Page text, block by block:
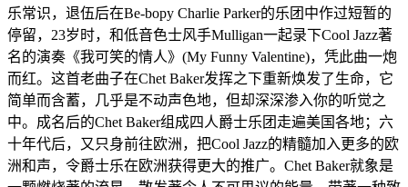
乐常识，退伍后在Be-bopy Charlie Parker的乐团中作过短暂的
停留，23岁时，和低音色士风手Mulligan一起录下Cool Jazz著
名的演奏《我可笑的情人》(My Funny Valentine)，凭此曲一炮
而红。这首老曲子在Chet Baker发挥之下重新焕发了生命，它
简单而含蓄，几乎是不动声色地，但却深深渗入你的听觉之
中。成名后的Chet Baker组成四人爵士乐团走遍美国各地；六
十年代后，又只身前往欧洲，把Cool Jazz的精髓加入更多的欧
洲和声，令爵士乐在欧洲获得更大的推广。Chet Baker就象是